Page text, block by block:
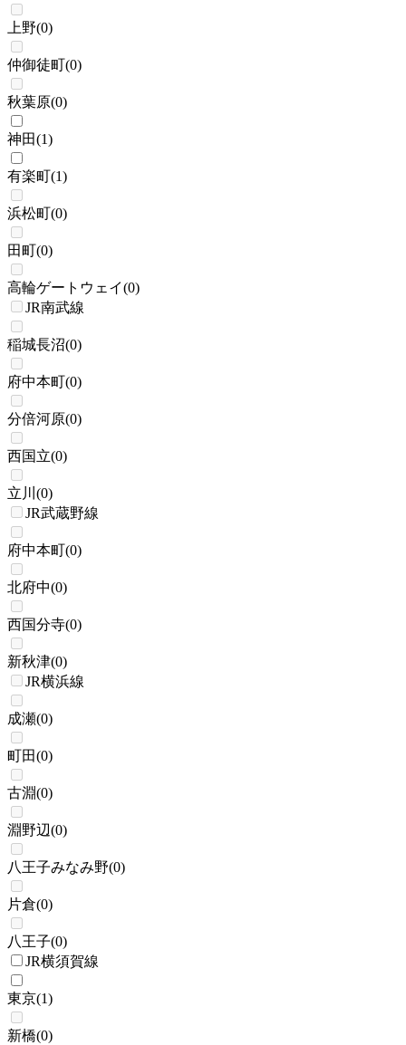
上野(0)
仲御徒町(0)
秋葉原(0)
神田(1)
有楽町(1)
浜松町(0)
田町(0)
高輪ゲートウェイ(0)
JR南武線
稲城長沼(0)
府中本町(0)
分倍河原(0)
西国立(0)
立川 (0)
JR武蔵野線
府中本町(0)
北府中(0)
西国分寺(0)
新秋津(0)
JR横浜線
成瀬(0)
町田(0)
古淵(0)
淵野辺(0)
八王子みなみ野(0)
片倉(0)
八王子(0)
JR横須賀線
東京(1)
新橋(0)